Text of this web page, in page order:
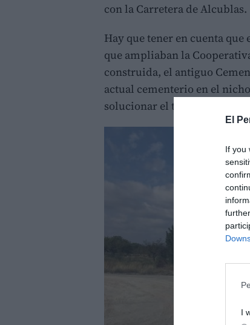
El
If you
I
con la Carretera de Alcublas.
Hay que tener en cuenta que
que ampliaban la
construida, el antiguo
actual cementerio en el
solucionar el tráfico rodado